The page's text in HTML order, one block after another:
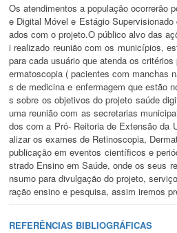
Os atendimentos a população ocorrerão
e Digital Móvel e Estágio
ados com o projeto.O público alvo das
i realizado reunião com os municípios,
para cada usuário que atenda os
ermatoscopia ( pacientes com manchas
s de medicina e enfermagem que estão
s sobre os objetivos do projeto saúde
uma reunião com as secretarias
dos com a Pró- Reitoria de Extensão da
alizar os exames de Retinoscopia,
publicação em eventos científicos e
strado Ensino em Saúde, onde os seus
nsumo para divulgação do projeto,
ração ensino e pesquisa, assim iremos
REFERÊNCIAS BIBLIOGRÁFICAS